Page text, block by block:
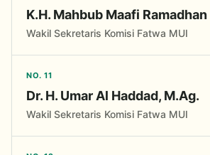
K.H. Mahbub Maafi Ramadhan
Wakil Sekretaris Komisi Fatwa MUI
NO. 11
Dr. H. Umar Al Haddad, M.Ag.
Wakil Sekretaris Komisi Fatwa MUI